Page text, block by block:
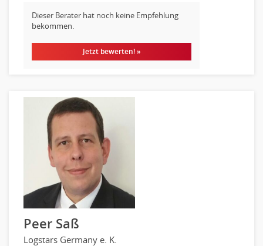
Dieser Berater hat noch keine Empfehlung
bekommen.
Jetzt bewerten! »
Peer Saß
Logstars Germany e. K.